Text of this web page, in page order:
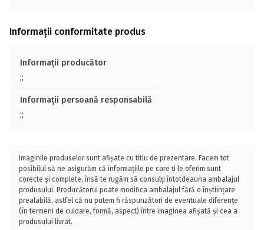
Informații conformitate produs
Informații producător
;;
Informații persoană responsabilă
;;
Imaginile produselor sunt afișate cu titlu de prezentare. Facem tot
posibilul să ne asigurăm că informațiile pe care ți le oferim sunt
corecte și complete, însă te rugăm să consulți întotdeauna ambalajul
produsului. Producătorul poate modifica ambalajul fără o înștiințare
prealabilă, astfel că nu putem fi răspunzători de eventuale diferențe
(în termeni de culoare, formă, aspect) între imaginea afișată și cea a
produsului livrat.